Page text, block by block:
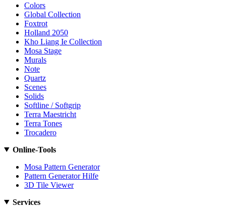
Colors
Global Collection
Foxtrot
Holland 2050
Kho Liang Ie Collection
Mosa Stage
Murals
Note
Quartz
Scenes
Solids
Softline / Softgrip
Terra Maestricht
Terra Tones
Trocadero
Online-Tools
Mosa Pattern Generator
Pattern Generator Hilfe
3D Tile Viewer
Services